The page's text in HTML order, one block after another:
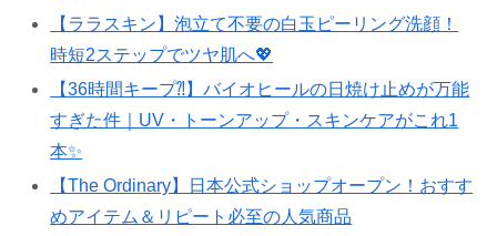
【ララスキン】泡立て不要の白玉ピーリング洗顔！
時短2ステップでツヤ肌へ💖
【36時間キープ⁈】バイオヒールの日焼け止めが万能
すぎた件｜UV・トーンアップ・スキンケアがこれ1
本✨
【The Ordinary】日本公式ショップオープン！おすす
めアイテム＆リピート必至の人気商品